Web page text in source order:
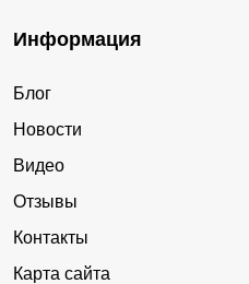
Информация
Блог
Новости
Видео
Отзывы
Контакты
Карта сайта